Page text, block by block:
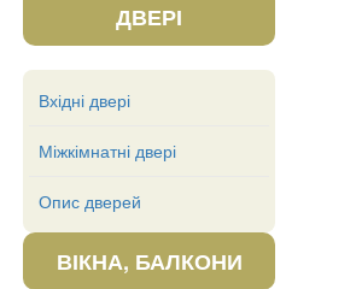
ДВЕРІ
Вхідні двері
Міжкімнатні двері
Опис дверей
ВІКНА, БАЛКОНИ